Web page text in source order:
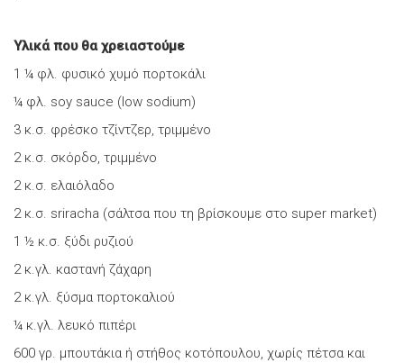
Υλικά που θα χρειαστούμε
1 ¼ φλ. φυσικό χυμό πορτοκάλι
¼ φλ. soy sauce (low sodium)
3 κ.σ. φρέσκο τζίντζερ, τριμμένο
2 κ.σ. σκόρδο, τριμμένο
2 κ.σ. ελαιόλαδο
2 κ.σ. sriracha (σάλτσα που τη βρίσκουμε στο super market)
1 ½ κ.σ. ξύδι ρυζιού
2 κ.γλ. καστανή ζάχαρη
2 κ.γλ. ξύσμα πορτοκαλιού
¼ κ.γλ. λευκό πιπέρι
600 γρ. μπουτάκια ή στήθος κοτόπουλου, χωρίς πέτσα και